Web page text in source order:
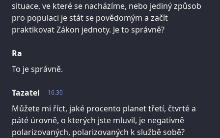
situace, ve které se nacházíme, nebo jediný způsob
pro populaci je stát se povědomým a začít
praktikovat Zákon jednoty. Je to správně?
Ra
To je správně.
16.30
Tazatel
Můžete mi říct, jaké procento planet třetí, čtvrté a
páté úrovně, o kterých jste mluvil, je negativně
polarizovaných, polarizovaných k službě sobě?